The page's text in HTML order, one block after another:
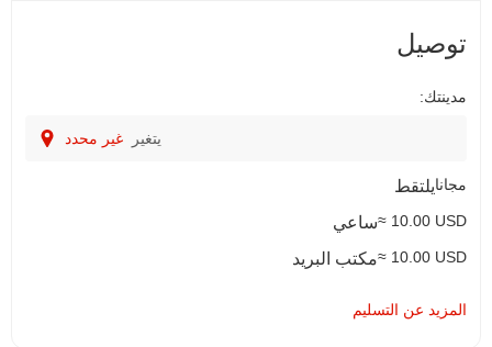
توصيل
مدينتك:
غير محدد يتغير
يلتقطمجانا
ساعي≈ 10.00 USD
مكتب البريد≈ 10.00 USD
المزيد عن التسليم